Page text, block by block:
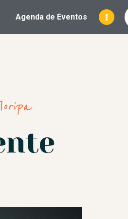
Agenda de Eventos